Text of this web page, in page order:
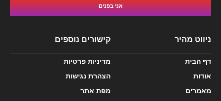
אני בפנים
ניווט מהיר
דף הבית
אודות
מאמרים
קישורים נוספים
מדיניות פרטיות
הצהרת נגישות
מפת אתר